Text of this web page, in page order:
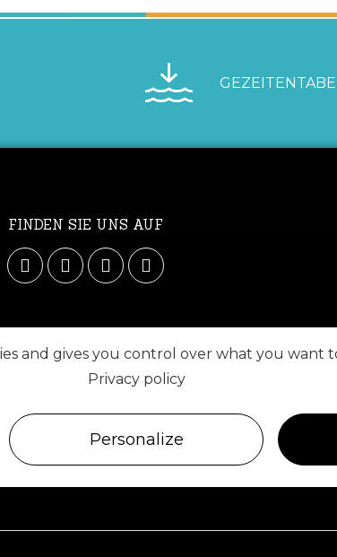
FINDEN SIE UNS AUF
and gives you control over what you want
Privacy policy
Personalize